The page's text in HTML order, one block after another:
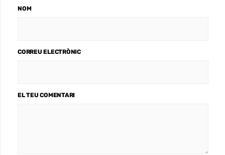
NOM
CORREU ELECTRÒNIC
EL TEU COMENTARI